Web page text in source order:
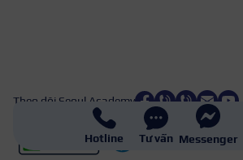
Theo dõi Seoul Academy
Hotline Tư vấn Messenger